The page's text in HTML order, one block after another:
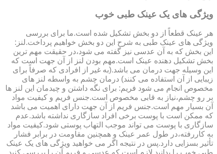
ویژگی های یک عینک طبی خوب
هر عینک قطعاً از دو بخش تشکیل شده است.ما برای بررسی
ویژگی های عینک طبی به شرح این دو بخش خواهیم پرداخت.لنز:
این بخش که به آن عدسی نیز گفته می شود،در حقیقت مهم ترین
بخش تشکیل دهنده عینک است.مهم بودن لنز از آن جهت است که
این وسیله جهت درمان می باشد.(به غیر از افرادی که صرفاً برای
زیبایی از آن استفاده می کنند) درمان چشم به واسطه لنز های
مخصوص انجام می شود فریم: برای نگه داشتن و چیدمان این لنز ها
بر رو چشم،نیاز به قابی مخصوص است.جنس فریم و کیفیت مواد
آن بسیار مهم است.جنس فریم از آن جهت دارای اهمیت می باشد
که ممکن است با پوست برخی افراد سازگاری نداشته باشد.عدم
سازگاری با پوست می تواند موجب التهاب پوستی شود.کیفیت مواد
به کاررفته،در طول عمر عینک و همچنین مقاومت در برابر فشار
تأثیر بسزایی دارد.پس در نتیجه اگر می خواهید ویژگی های یک عینک